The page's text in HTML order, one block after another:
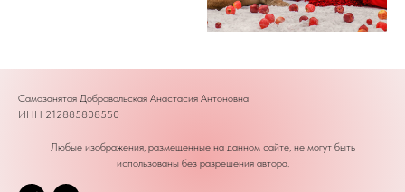
Самозанятая Добровольская Анастасия Антоновна
ИНН 212885808550
Любые изображения, размещенные на данном сайте, не могут быть
использованы без разрешения автора.